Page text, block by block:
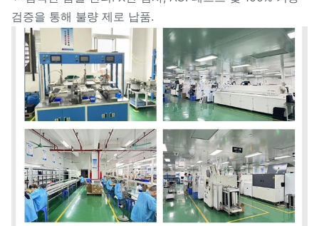
검증을 통해 불량 제로 납품.